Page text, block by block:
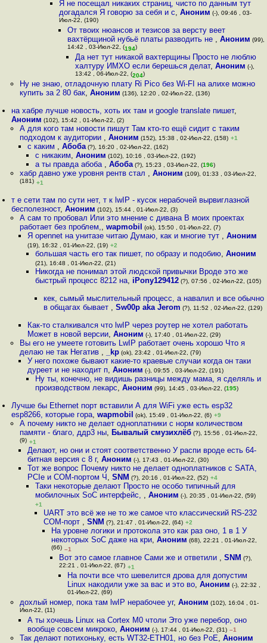
Я не посещал никаких страниц, чисто по данным тут
догадался Я говорю за себя и с,Аноним (-), 09:46 , 03-
Июл-22, (190)
От твоих нюансов и тезисов за версту веет
вахтёрщиной нубьё платы разводить не , Аноним (99),
14:42 , 03-Июл-22, (194)
Да нет тут никакой вахтерщины Просто не люблю
халтуру ИМХО если берешься делат, Аноним (-),
13:42 , 06-Июл-22, (204)
Ну не знаю, отладочную плату Ri Pico без Wi-FI на алихе можно
купить за 2 80 бак, Аноним (136), 12:20 , 02-Июл-22, (136)
на хабре лучше новость, хоть их там и google translate пишет,
Аноним (102), 15:42 , 01-Июл-22, (2)
А для кого там новости пишут Там кто-то ещё сидит с таким
подходом к аудитории , Аноним (152), 15:38 , 02-Июл-22, (158) +1
с каким , Абоба(?), 16:20 , 02-Июл-22, (162)
с никаким,Аноним (102), 10:16 , 03-Июл-22, (192)
а ты правда абоба ,Абоба (?), 15:23 , 03-Июл-22, (196)
хабр давно уже уровня рентв стал , Аноним (109), 01:33 , 03-Июл-22,
(181) +1
т е сети там по сути нет, т к lwIP - кусок нерабочей вырвиглазной
бесполезност,Аноним (102), 15:44 , 01-Июл-22, (3)
А сам то пробовал Или это мнение с дивана В моих проектах
работает без проблем,, wapmobil (ok), 15:50 , 01-Июл-22, (7)
Я opennet на унитазе читаю Думаю, как и многие тут , Аноним
(19), 16:32 , 01-Июл-22, (19) +2
большая часть его так пишет, по образу и подобию,Аноним
(21), 16:48 , 01-Июл-22, (21)
Никогда не понимал этой людской привычки Вроде это же
быстрый процесс 8212 на, iPony129412 (?), 07:56 , 02-Июл-22, (105)
кек, сымый мыслительный процесс, а навалил и все обычно
в общагах бывает , Sw00p aka Jerom (?), 11:52 , 02-Июл-22, (129)
Как-то сталкивался что lwIP через роутер не хотел работать
Может в новой версии, Аноним (-), 17:40 , 01-Июл-22, (29)
Вы его не умеете готовить LwIP работает очень хорошо Что я
делаю не так Негатив , _kp(ok), 23:42 , 01-Июл-22, (79)
У него похоже бывают какие-то краевые случаи когда он таки
дуреет и не находит п, Аноним (-), 09:55 , 03-Июл-22, (191)
Ну ты, конечно, не видишь разницы между мама, я сделяль и
производством лекарс,Аноним (99), 14:45 , 03-Июл-22, (195)
Лучше бы Ethernet порт вставили А для WiFi уже есть esp32
esp8266, которые гора,wapmobil (ok), 15:49 , 01-Июл-22, (6) +9
А почему никто не делает одноплатники с норм количеством
памяти - благо, ддр3 ны, Бывалый смузихлёб(?), 15:56 , 01-Июл-22,
(9) +1
Делают, но они и стоят соответственно У распи вроде есть 64-
битная версия с 8 г, Аноним (-), 17:43 , 01-Июл-22, (30)
Тот же вопрос Почему никто не делает одноплатников с SATA,
PCIe и COM-портом Ч , SNM (?), 20:16 , 01-Июл-22, (52) +4
Таки некоторые делают Просто не особо типичный для
мобилочных SoC интерфейс, ,Аноним (-), 20:35 , 01-Июл-22, (59)
+1
UART это всё же не то же самое что классический RS-232
COM-порт , SNM (?), 21:47 , 01-Июл-22, (64) +2
На уровне логики и протокола это как раз оно, 1 в 1 У
некоторых SoC даже на кри, Аноним (68), 22:21 , 01-Июл-22,
(66) –1
Вот это самое главное Сами же и ответили ,SNM (?),
22:21 , 01-Июл-22, (67) +1
На почти все что шевелится дрова для допустим
Linux накодили уже за вас и это во, Аноним (-), 22:32 ,
01-Июл-22, (69)
дохлый номер, пока там lwIP нерабочее уг, Аноним (102), 16:04 , 01-
Июл-22, (11)
А ты хочешь Linux на Cortex M0 чтоли Это уже перебор, оно
вообще совсем микроко, Аноним (-), 17:44 , 01-Июл-22, (31) –1
Так делают потихоньку, есть WT32-ETH01, но без PoE, Аноним